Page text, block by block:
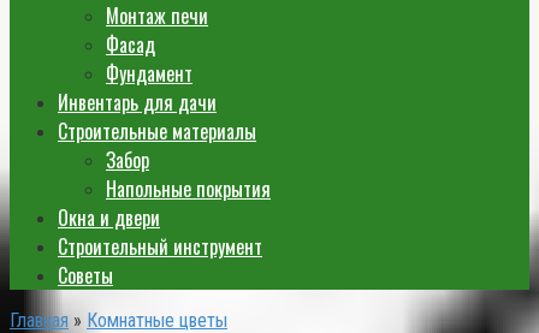
Монтаж печи
Фасад
Фундамент
Инвентарь для дачи
Строительные материалы
Забор
Напольные покрытия
Окна и двери
Строительный инструмент
Советы
Главная » Комнатные цветы